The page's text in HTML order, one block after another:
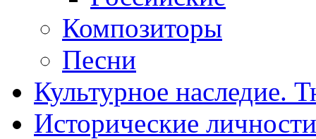
Композиторы
Песни
Культурное наследие.
Исторические личности